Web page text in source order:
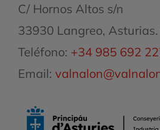
C/ Hornos Altos s/n
33930 Langreo, Asturias.
Teléfono: +34 985 692
Email: